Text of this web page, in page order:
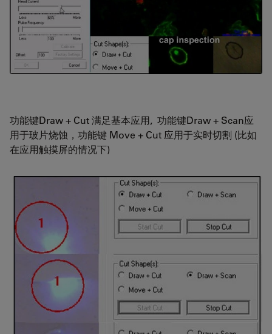
功能键Draw + Cut 满足基本应用, 功能键Draw + Scan应
用于玻片烧蚀，功能键 Move + Cut 应用于实时切割 (比如
在应用触摸屏的情况下)